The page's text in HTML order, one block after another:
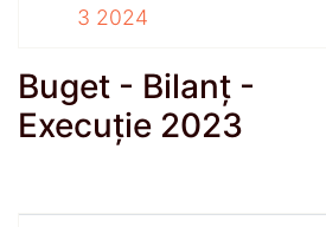
3 2024
Buget - Bilanț -
Execuție 2023